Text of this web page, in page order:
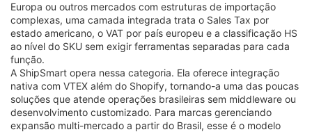
Europa ou outros mercados com estruturas de importação
complexas, uma camada integrada trata o Sales Tax por
estado americano, o VAT por país europeu e a classificação HS
ao nível do SKU sem exigir ferramentas separadas para cada
função.
A ShipSmart opera nessa categoria. Ela oferece integração
nativa com VTEX além do Shopify, tornando-a uma das poucas
soluções que atende operações brasileiras sem middleware ou
desenvolvimento customizado. Para marcas gerenciando
expansão multi-mercado a partir do Brasil, esse é o modelo